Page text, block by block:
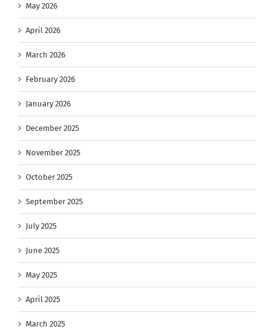
May 2026
April 2026
March 2026
February 2026
January 2026
December 2025
November 2025
October 2025
September 2025
July 2025
June 2025
May 2025
April 2025
March 2025